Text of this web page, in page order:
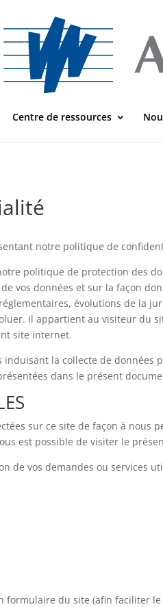
Centre de ressources
notre politique de
politique de protection des
vos données et sur la façon
évolutions de la
Il appartient au visiteur du
site internet.
induisant la collecte de
dans le présent
sur ce site de façon à nous
est possible de visiter le
de vos demandes ou services
formulaire du site (afin faciliter